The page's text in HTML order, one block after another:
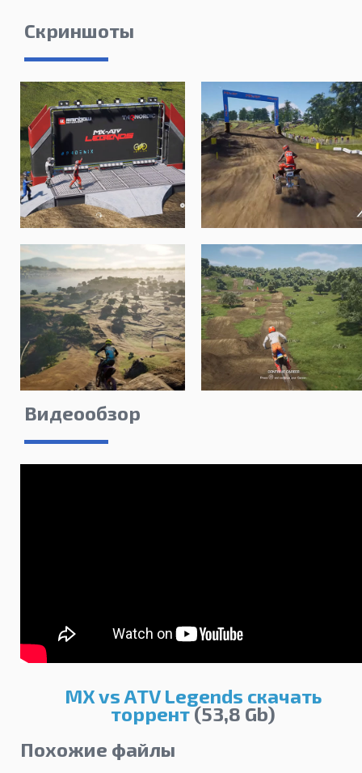
Скриншоты
Видеообзор
MX vs ATV Legends скачать
торрент(53,8 Gb)
Похожие файлы